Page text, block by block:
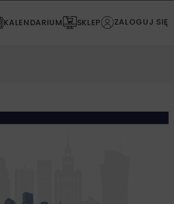
KALENDARIUM SKLEP ZALOGUJ SIĘ